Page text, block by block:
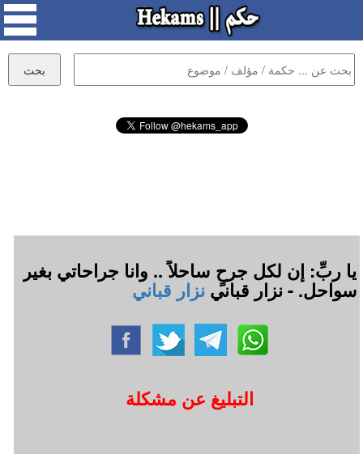
يا ربِّ: إن لكل جرحٍ ساحلاً .. وانا جراحاتي بغير
سواحل. - نزار قباني نزار قباني
التبليغ عن مشكلة